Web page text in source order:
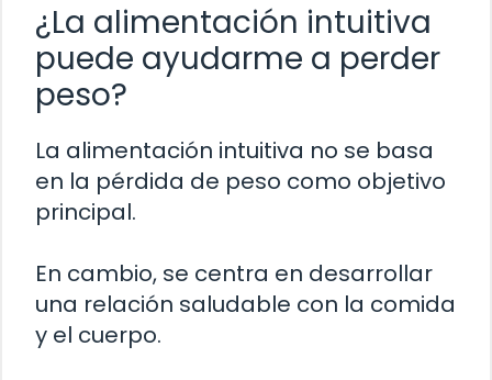
¿La alimentación intuitiva
puede ayudarme a perder
peso?
La alimentación intuitiva no se basa
en la pérdida de peso como objetivo
principal.
En cambio, se centra en desarrollar
una relación saludable con la comida
y el cuerpo.